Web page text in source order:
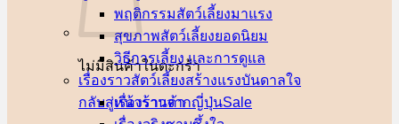
ไม่มีสินค้าในตะกร้า
กลับสู่หน้าร้านค้า
พฤติกรรมสัตว์เลี้ยง
สุขภาพสัตว์เลี้ยง
วิธีการเลี้ยง และการดูแล
เรื่องราวสัตว์เลี้ยงสร้างแรงบันดาลใจ
เรื่องราวจากญี่ปุ่น